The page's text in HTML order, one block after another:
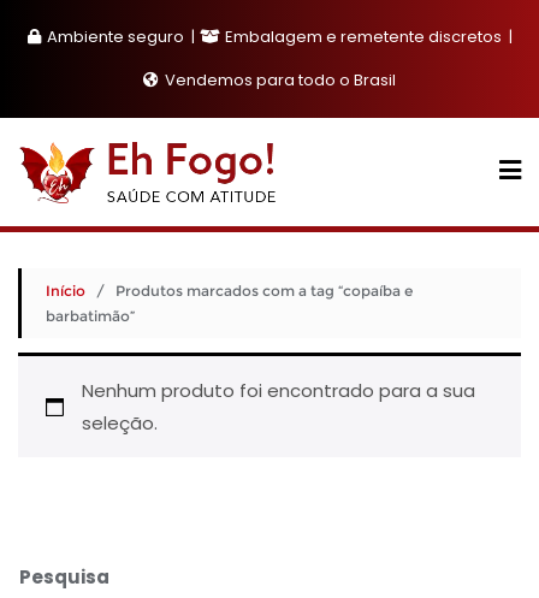
Ambiente seguro
Embalagem e remetente discretos
Vendemos para todo o Brasil
Início / Produtos marcados com a tag “copaíba e
barbatimão”
Nenhum produto foi encontrado para a sua
seleção.
Pesquisa